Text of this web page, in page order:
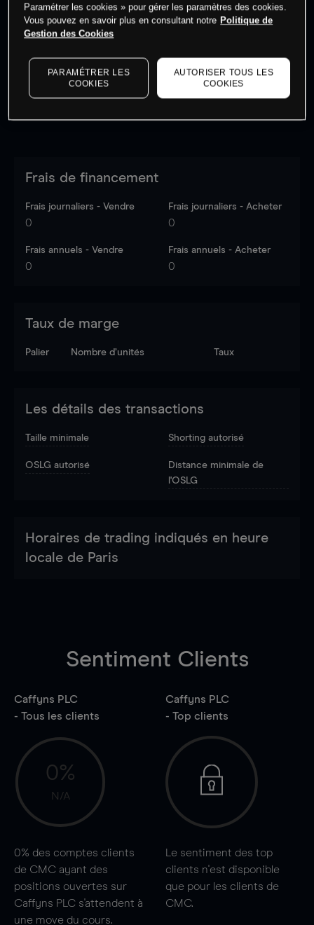
Les prix sont indicatifs.Connectez-vous pour voir les
dernières données du marché.
Frais de financement
Frais journaliers - Vendre
0
Frais journaliers - Acheter
0
Frais annuels - Vendre
0
Frais annuels - Acheter
0
Taux de marge
Palier Nombre d’unités Taux
Les détails des transactions
Taille minimale Shorting autorisé
OSLG autorisé
Distance minimale de
l'OSLG
Horaires de trading indiqués en heure
locale de Paris
Sentiment Clients
Caffyns PLC
- Tous les clients
0%
N/A
0% des comptes clients
de CMC ayant des
positions ouvertes sur
Caffyns PLC s'attendent à
une move du cours.
Caffyns PLC
- Top clients
Le sentiment des top
clients n'est disponible
que pour les clients de
CMC.
Paramétrer les cookies » pour gérer les paramètres des cookies.
Vous pouvez en savoir plus en consultant notre Politique de
Gestion des Cookies
PARAMÉTRER LES
COOKIES
AUTORISER TOUS LES
COOKIES